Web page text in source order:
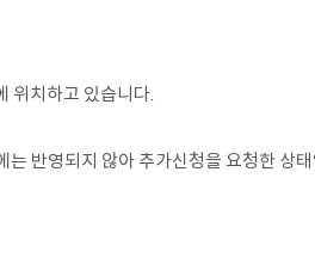
위치하고 있습니다.
반영되지 않아 추가신청을 요청한 상